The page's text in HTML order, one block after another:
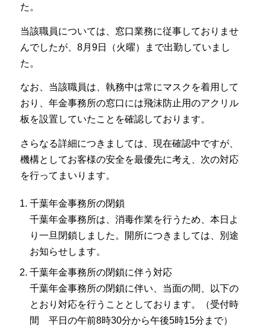
た。
当該職員については、窓口業務に従事しておりませ
んでしたが、8月9日（火曜）まで出勤していまし
た。
なお、当該職員は、執務中は常にマスクを着用して
おり、年金事務所の窓口には飛沫防止用のアクリル
板を設置していたことを確認しております。
さらなる詳細につきましては、現在確認中ですが、
機構としてお客様の安全を最優先に考え、次の対応
を行ってまいります。
千葉年金事務所の閉鎖
千葉年金事務所は、消毒作業を行うため、本日よ
り一旦閉鎖しました。開所につきましては、別途
お知らせします。
千葉年金事務所の閉鎖に伴う対応
千葉年金事務所の閉鎖に伴い、当面の間、以下の
とおり対応を行うこととしております。（受付時
間 平日の午前8時30分から午後5時15分まで）